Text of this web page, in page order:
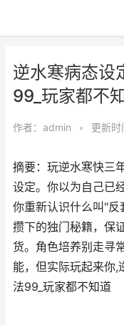
逆水寒病态设
99_玩家都不
作者： admin • 更新
摘要：玩逆水寒快三
设定。你以为自己已
你重新认识什么叫"
攒下的独门秘籍，保
货。角色培养别走寻
能，但实际玩起来你,
法99_玩家都不知道